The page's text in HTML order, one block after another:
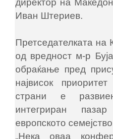
директор на
Иван Штериев.
Претседателката на
од вредност м-р
обраќање пред
највисок
страни е
интегриран
европското
„Нека оваа